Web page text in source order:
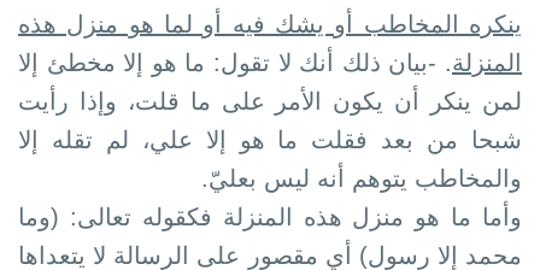
ينكره المخاطب أو يشك فيه أو لما هو منزل هذه
المنزلة. -بيان ذلك أنك لا تقول: ما هو إلا مخطئ إلا
لمن ينكر أن يكون الأمر على ما قلت، وإذا رأيت
شبحا من بعد فقلت ما هو إلا علي، لم تقله إلا
والمخاطب يتوهم أنه ليس بعليّ.
وأما ما هو منزل هذه المنزلة فكقوله تعالى: (وما
محمد إلا رسول) أي مقصور على الرسالة لا يتعداها